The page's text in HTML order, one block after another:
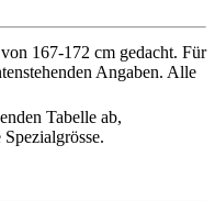
167-172 cm gedacht. Für
Angaben. Alle
Tabelle ab,